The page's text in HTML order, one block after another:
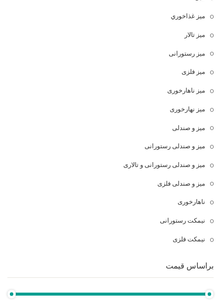
ميز غذاخوري
میز تالار
میز رستورانی
میز فلزی
میز ناهارخوری
میز نهارخوری
میز و صندلی
میز و صندلی رستورانی
میز و صندلی رستورانی و تالاری
میز و صندلی فلزی
ناهارخوری
نیمکت رستورانی
نیمکت فلزی
براساس قیمت